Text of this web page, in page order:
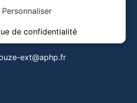
Personnaliser
de confidentialité
ext@aphp.fr